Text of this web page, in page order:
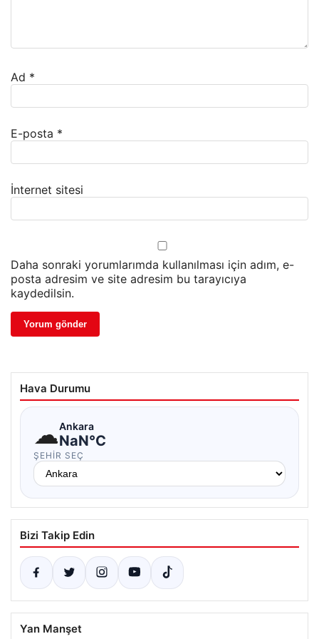
Ad *
E-posta *
İnternet sitesi
Daha sonraki yorumlarımda kullanılması için adım, e-
posta adresim ve site adresim bu tarayıcıya
kaydedilsin.
Hava Durumu
☁Ankara
NaN°C
ŞEHIR SEÇ
Bizi Takip Edin
Yan Manşet